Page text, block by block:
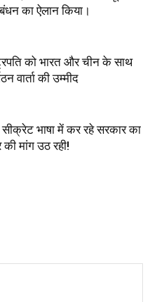
का ऐलान किया।
को भारत और चीन के साथ
वार्ता की उम्मीद
भाषा में कर रहे सरकार का
मांग उठ रही!